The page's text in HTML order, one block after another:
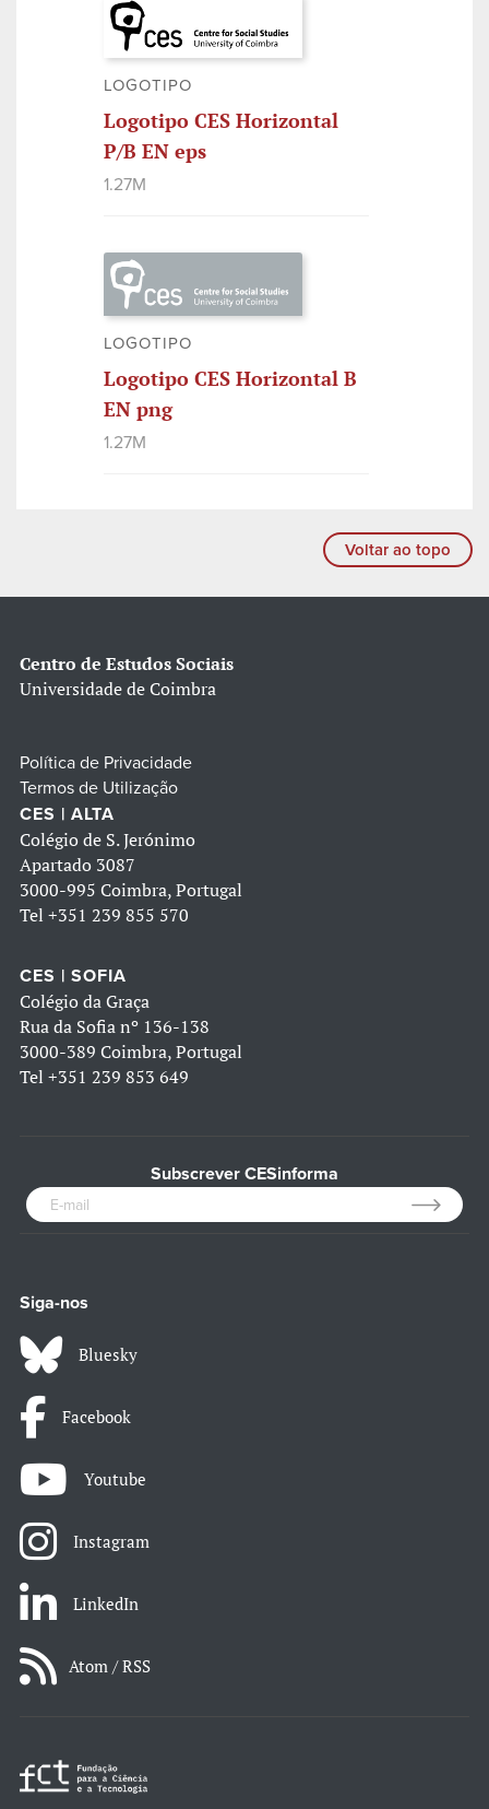
LOGOTIPO
Logotipo CES Horizontal
P/B EN eps
1.27M
LOGOTIPO
Logotipo CES Horizontal B
EN png
1.27M
Voltar ao topo
Centro de Estudos Sociais
Universidade de Coimbra
Política de Privacidade
Termos de Utilização
CES | ALTA
Colégio de S. Jerónimo
Apartado 3087
3000-995 Coimbra, Portugal
Tel +351 239 855 570
CES | SOFIA
Colégio da Graça
Rua da Sofia nº 136-138
3000-389 Coimbra, Portugal
Tel +351 239 853 649
Subscrever CESinforma
Siga-nos
Bluesky
Facebook
Youtube
Instagram
LinkedIn
Atom / RSS